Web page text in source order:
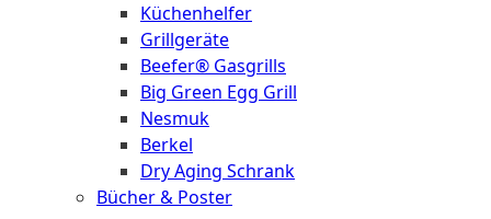
Küchenhelfer
Grillgeräte
Beefer® Gasgrills
Big Green Egg Grill
Nesmuk
Berkel
Dry Aging Schrank
Bücher & Poster